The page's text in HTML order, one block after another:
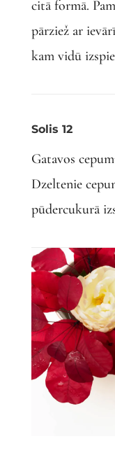
citā formā.
pārziež ar
kam vidū
Solis 12
Gatavos
Dzeltenie
pūdercukurā